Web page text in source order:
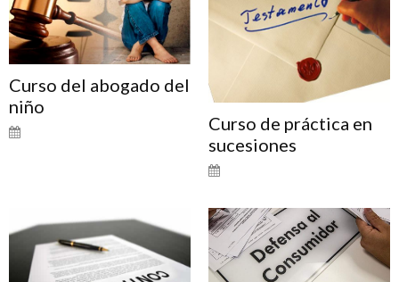
Curso del abogado del
niño
Curso de práctica en
sucesiones